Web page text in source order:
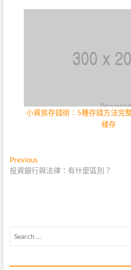
小資族存錢術：5種存錢方法完
樣存
文
章
PreviousPrevious
post:
投資銀行與法律：有什麼區別？